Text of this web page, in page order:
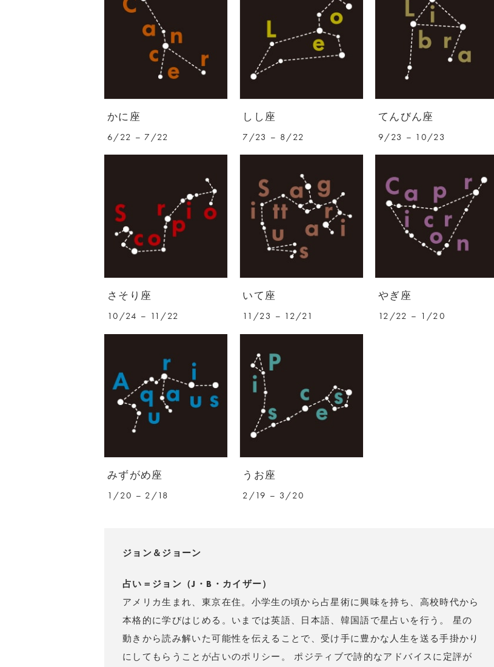
かに座
6/22 – 7/22
しし座
7/23 – 8/22
てんびん座
9/23 – 10/23
さそり座
10/24 – 11/22
いて座
11/23 – 12/21
やぎ座
12/22 – 1/20
みずがめ座
1/20 – 2/18
うお座
2/19 – 3/20
ジョン＆ジョーン
占い＝ジョン（J・B・カイザー）
アメリカ生まれ、東京在住。小学生の頃から占星術に興味を持ち、高校時代から
本格的に学びはじめる。いまでは英語、日本語、韓国語で星占いを行う。 星の
動きから読み解いた可能性を伝えることで、受け手に豊かな人生を送る手掛かり
にしてもらうことが占いのポリシー。 ポジティブで詩的なアドバイスに定評が